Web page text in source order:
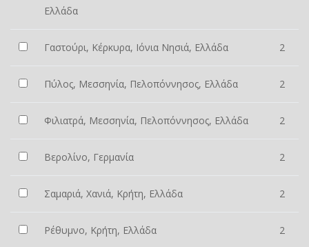
Ελλάδα
Γαστούρι, Κέρκυρα, Ιόνια Νησιά, Ελλάδα 2
Πύλος, Μεσσηνία, Πελοπόννησος, Ελλάδα 2
Φιλιατρά, Μεσσηνία, Πελοπόννησος, Ελλάδα 2
Βερολίνο, Γερμανία 2
Σαμαριά, Χανιά, Κρήτη, Ελλάδα 2
Ρέθυμνο, Κρήτη, Ελλάδα 2